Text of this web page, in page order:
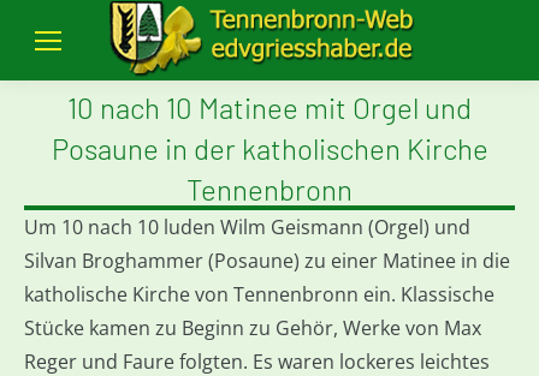
10 nach 10 Matinee mit Orgel und
Posaune in der katholischen Kirche
Tennenbronn
Um 10 nach 10 luden Wilm Geismann (Orgel) und
Silvan Broghammer (Posaune) zu einer Matinee in die
katholische Kirche von Tennenbronn ein. Klassische
Stücke kamen zu Beginn zu Gehör, Werke von Max
Reger und Faure folgten. Es waren lockeres leichtes